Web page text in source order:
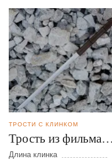
ТРОСТИ С КЛИНКОМ
Трость из фильма
Слепая ярость
Длина клинка